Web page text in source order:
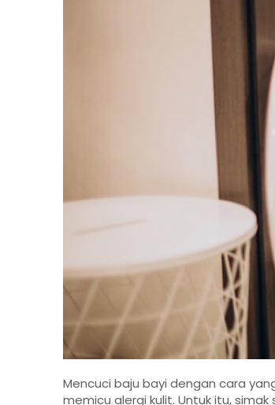
Mencuci baju bayi dengan cara
memicu alergi kulit. Untuk itu,